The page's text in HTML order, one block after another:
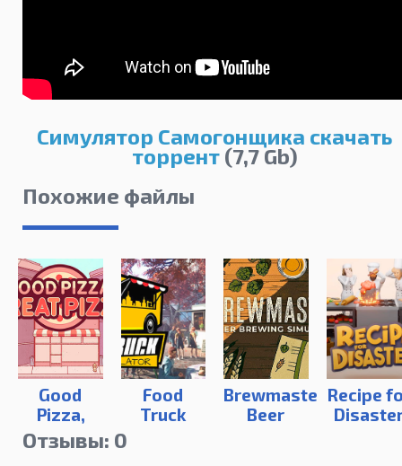
Симулятор Самогонщика скачать
торрент(7,7 Gb)
Похожие файлы
Good
Pizza,
Great
Pizza
Food
Truck
Simulator
Brewmaster:
Beer
Recipe
Отзывы: 0